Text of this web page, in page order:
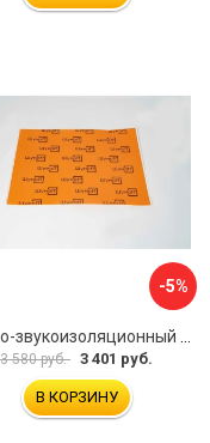
-5%
Тепло-звукоизоляционный материал Шумофф П4В БП000000433
3 580 руб. 3 401 руб.
В КОРЗИНУ